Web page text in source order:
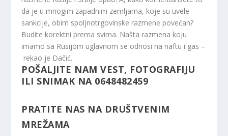
da je u mnogim zapadnim zemljama, koje su uvele
sankcije, obim spoljnotrgovinske razmene povećan?
Budite korektni prema svima. Našta razmena koju
imamo sa Rusijom uglavnom se odnosi na naftu i gas –
rekao je Dačić.
POŠALJITE NAM VEST, FOTOGRAFIJU
ILI SNIMAK NA 0648482459
PRATITE NAS NA DRUŠTVENIM
MREŽAMA